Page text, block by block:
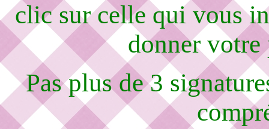
clic sur celle qui vous
donner votre
Pas plus de 3